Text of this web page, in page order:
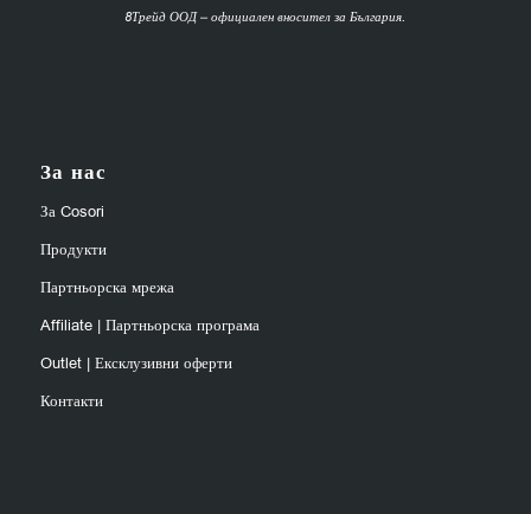
8Трейд ООД – официален вносител за България.
За нас
За Cosori
Продукти
Партньорска мрежа
Affiliate | Партньорска програма
Outlet | Ексклузивни оферти
Контакти